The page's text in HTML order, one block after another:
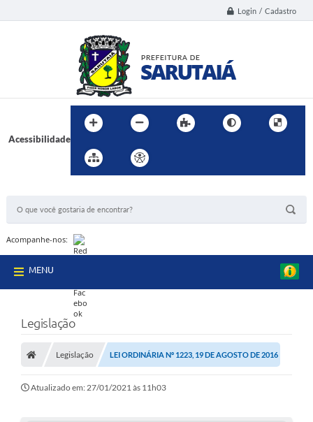
Login / Cadastro
Acessibilidade
Acompanhe-nos:
MENU
Legislação
Legislação LEI ORDINÁRIA Nº 1223, 19 DE AGOSTO DE 2016
Atualizado em: 27/01/2021 às 11h03